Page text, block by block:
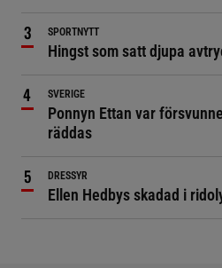
SPORTNYTT
Hingst som satt djupa
SVERIGE
Ponnyn Ettan var
räddas
DRESSYR
Ellen Hedbys skadad i